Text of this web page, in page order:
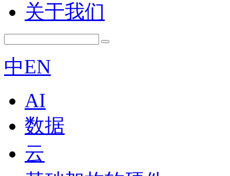
关于我们
中EN
AI
数据
云